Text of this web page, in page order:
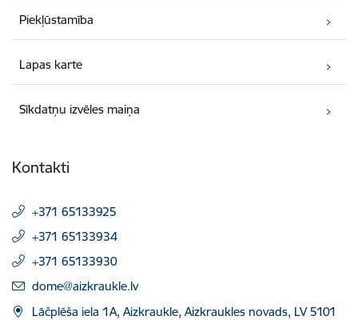
Piekļūstamība
Lapas karte
Sīkdatņu izvēles maiņa
Kontakti
+371 65133925
+371 65133934
+371 65133930
E-pasts:
dome@aizkraukle.lv
Lāčplēša iela 1A, Aizkraukle, Aizkraukles novads, LV 5101